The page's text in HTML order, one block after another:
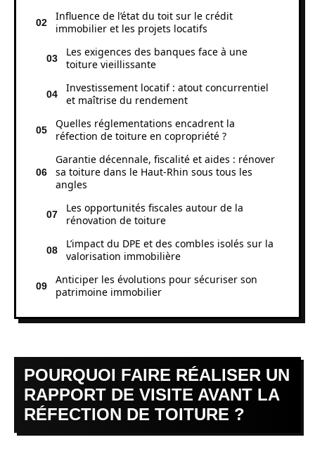
Influence de l’état du toit sur le crédit
immobilier et les projets locatifs
Les exigences des banques face à une
toiture vieillissante
Investissement locatif : atout concurrentiel
et maîtrise du rendement
Quelles réglementations encadrent la
réfection de toiture en copropriété ?
Garantie décennale, fiscalité et aides : rénover
sa toiture dans le Haut-Rhin sous tous les
angles
Les opportunités fiscales autour de la
rénovation de toiture
L’impact du DPE et des combles isolés sur la
valorisation immobilière
Anticiper les évolutions pour sécuriser son
patrimoine immobilier
POURQUOI FAIRE RÉALISER UN
RAPPORT DE VISITE AVANT LA
RÉFECTION DE TOITURE ?